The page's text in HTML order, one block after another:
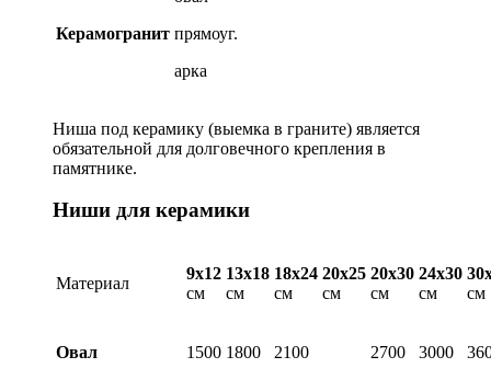
Керамогранит прямоуг.
арка
Ниша под керамику (выемка в граните) является
обязательной для долговечного крепления в
памятнике.
Ниши для керамики
Материал
9х12
см
13х18
см
18х24
см
20х25
см
20х30
см
24х30
см
см
Овал 1500 1800 2100 2700 3000